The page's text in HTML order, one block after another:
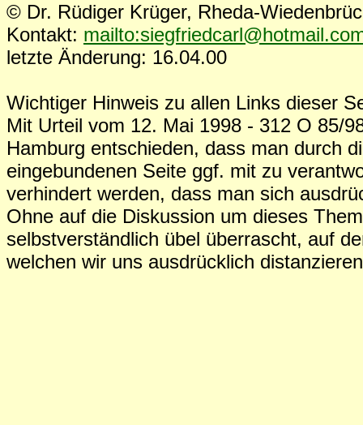
© Dr. Rüdiger Krüger, Rheda-
Kontakt:
letzte Änderung: 16.04.00
Wichtiger Hinweis zu allen Links dieser
Mit Urteil vom 12. Mai 1998 - 312 O 85/
Hamburg entschieden, dass man durch
eingebundenen Seite ggf. mit zu
verhindert werden, dass man sich
Ohne auf die Diskussion um dieses
selbstverständlich übel überrascht, auf
welchen wir uns ausdrücklich